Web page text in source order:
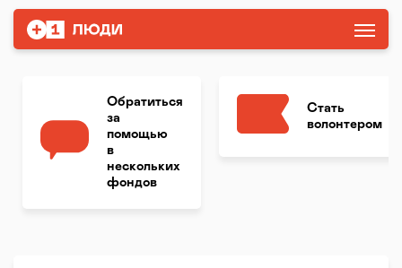
Обратиться
за
помощью
в
нескольких
фондов
Стать
волонтером